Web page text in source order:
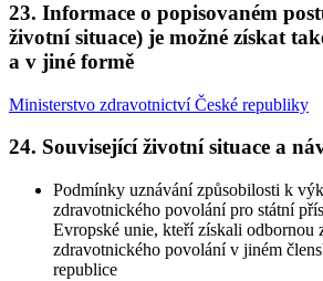
23. Informace o popisovaném
životní situace) je možné získat
a v jiné formě
Ministerstvo zdravotnictví České republiky
24. Související životní situace a
Podmínky uznávání způsobilosti k
zdravotnického povolání pro státní
Evropské unie, kteří získali odbornou
zdravotnického povolání v jiném
republice